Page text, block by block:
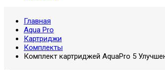
Главная
Aqua Pro
Картриджи
Комплекты
Комплект картриджей AquaPro 5